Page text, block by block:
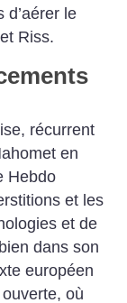
d’aérer le
Riss.
récurrent
en
Hebdo
et les
et de
dans son
européen
où